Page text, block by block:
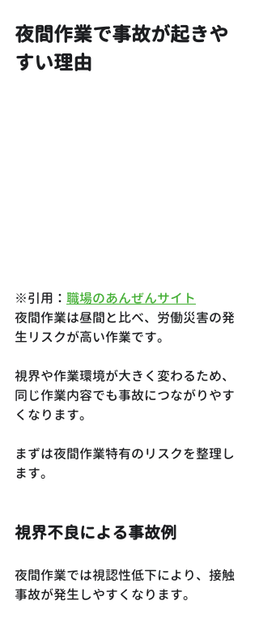
夜間作業で事故が起きや
すい理由
※引用： 職場のあんぜんサイト
夜間作業は昼間と比べ、労働災害の発
生リスクが高い作業です。
視界や作業環境が大きく変わるため、
同じ作業内容でも事故につながりやす
くなります。
まずは夜間作業特有のリスクを整理し
ます。
視界不良による事故例
夜間作業では視認性低下により、接触
事故が発生しやすくなります。